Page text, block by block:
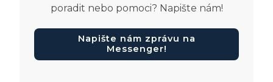
poradit nebo pomoci? Napište nám!
Napište nám zprávu na
Messenger!